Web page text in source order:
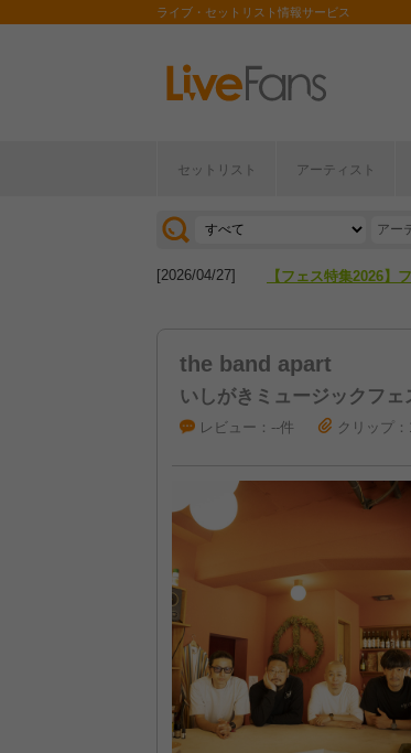
ライブ・セットリスト情報サービス
セットリスト アーティスト
[2026/07/28] 【ライブ動員ランキ
[2026/04/27] 【フェス特集2026】
the band apart
いしがきミュージックフェ
レビュー：--件 クリップ：